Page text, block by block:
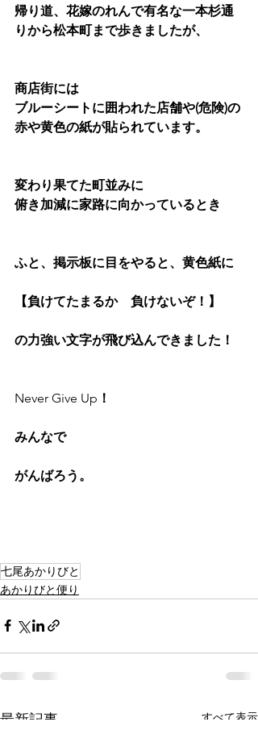
帰り道、花嫁のれんで有名な一本杉通
りから松本町まで歩きましたが、
商店街には
ブルーシートに囲われた店舗や(危険)の
赤や黄色の紙が貼られています。
変わり果てた町並みに
俯き加減に家路に向かっているとき
ふと、掲示板に目をやると、黄色紙に
【負けてたまるか　負けないぞ！】
の力強い文字が飛び込んできました！
Never Give Up ！
みんなで
がんばろう。
七尾あかりびと
あかりびと便り
最新記事 すべて表示